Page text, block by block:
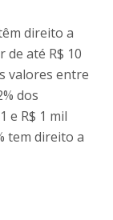
direito a
de até R$ 10
valores entre
dos
e R$ 1 mil
tem direito a